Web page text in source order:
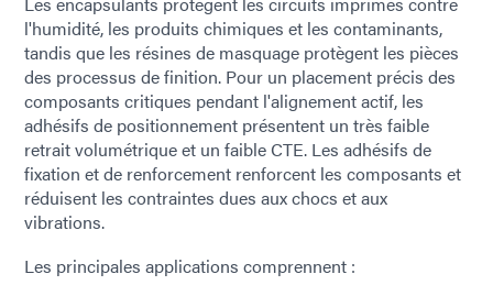
l'humidité, les produits chimiques et les contaminants,
tandis que les résines de masquage protègent les pièces
des processus de finition. Pour un placement précis des
composants critiques pendant l'alignement actif, les
adhésifs de positionnement présentent un très faible
retrait volumétrique et un faible CTE. Les adhésifs de
fixation et de renforcement renforcent les composants et
réduisent les contraintes dues aux chocs et aux
vibrations.
Les principales applications comprennent :